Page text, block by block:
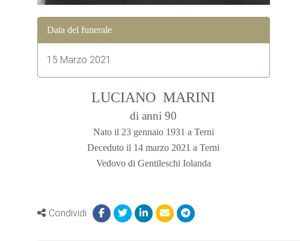
Data del funerale
15 Marzo 2021
LUCIANO MARINI
di anni 90
Nato il 23 gennaio 1931 a Terni
Deceduto il 14 marzo 2021 a Terni
Vedovo di Gentileschi Iolanda
Condividi